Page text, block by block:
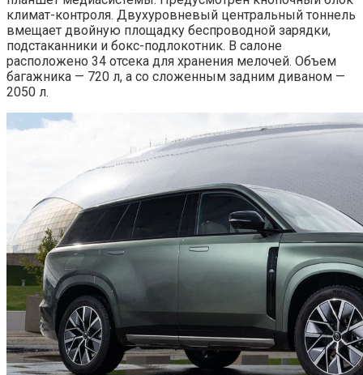
климат-контроля. Двухуровневый центральный тоннель
вмещает двойную площадку беспроводной зарядки,
подстаканники и бокс-подлокотник. В салоне
расположено 34 отсека для хранения мелочей. Объем
багажника — 720 л, а со сложенным задним диваном —
2050 л.